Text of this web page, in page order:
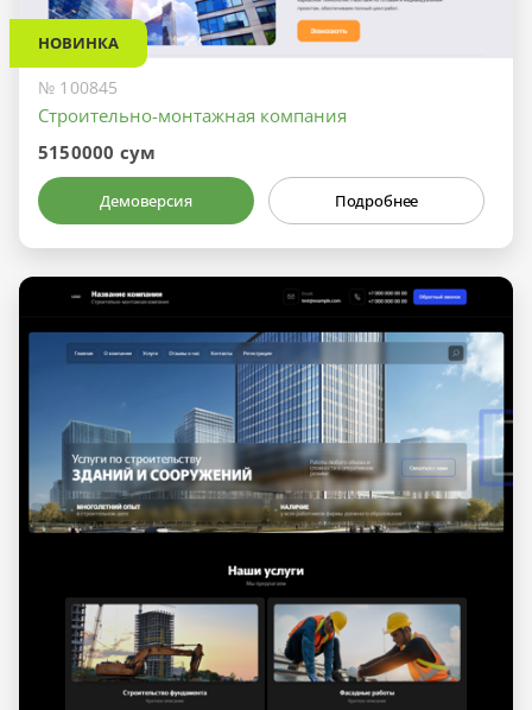
НОВИНКА
№ 100845
Строительно-монтажная компания
5150000 сум
Демоверсия Подробнее